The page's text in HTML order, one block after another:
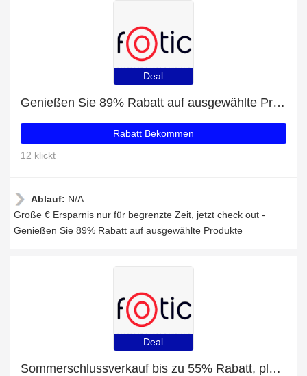
Deal
Genießen Sie 89% Rabatt auf ausgewählte Produkte
Rabatt Bekommen
12 klickt
Ablauf: N/A
Große € Ersparnis nur für begrenzte Zeit, jetzt check out -
Genießen Sie 89% Rabatt auf ausgewählte Produkte
Deal
Sommerschlussverkauf bis zu 55% Rabatt, plus SNACKBOX B.BOX KLEIN - INDIGO/PINK mit 5% Rabatt